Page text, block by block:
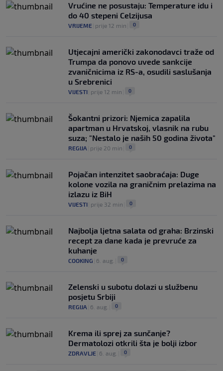
Vrućine ne posustaju: Temperature idu i
do 40 stepeni Celzijusa
VRIJEME prije 12 min 0
Utjecajni američki zakonodavci traže od
Trumpa da ponovo uvede sankcije
zvaničnicima iz RS-a, osudili saslušanja
u Srebrenici
VIJESTI prije 12 min 0
Šokantni prizori: Njemica zapalila
apartman u Hrvatskoj, vlasnik na rubu
suza; "Nestalo je naših 50 godina života"
REGIJA prije 20 min 0
Pojačan intenzitet saobraćaja: Duge
kolone vozila na graničnim prelazima na
izlazu iz BiH
VIJESTI prije 32 min 0
Najbolja ljetna salata od graha: Brzinski
recept za dane kada je prevruće za
kuhanje
COOKING 6. aug. 0
Zelenski u subotu dolazi u službenu
posjetu Srbiji
REGIJA 6. aug. 0
Krema ili sprej za sunčanje?
Dermatolozi otkrili šta je bolji izbor
ZDRAVLJE 6. aug. 0